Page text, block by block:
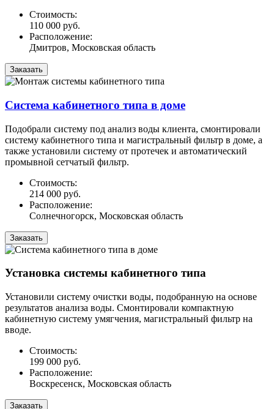
Стоимость:
110 000 руб.
Расположение:
Дмитров, Московская область
Заказать
Система кабинетного типа в доме
Подобрали систему под анализ воды клиента, смонтировали
систему кабинетного типа и магистральный фильтр в доме, а
также установили систему от протечек и автоматический
промывной сетчатый фильтр.
Стоимость:
214 000 руб.
Расположение:
Солнечногорск, Московская область
Заказать
Установка системы кабинетного типа
Установили систему очистки воды, подобранную на основе
результатов анализа воды. Смонтировали компактную
кабинетную систему умягчения, магистральный фильтр на
вводе.
Стоимость:
199 000 руб.
Расположение:
Воскресенск, Московская область
Заказать